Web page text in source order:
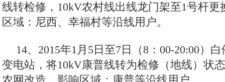
线转检修，10kV农村线出线龙门架至1号杆更
区域：尼西、幸福村等沿线用户。
14、2015年1月5日至7日（8：00-20:00）
变电站，将10kV康普线转为检修（地线）状